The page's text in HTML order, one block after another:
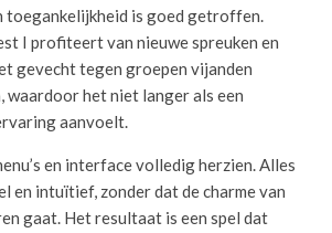
toegankelijkheid is goed getroffen.
I profiteert van nieuwe spreuken en
gevecht tegen groepen vijanden
waardoor het niet langer als een
aanvoelt.
en interface volledig herzien. Alles
en intuïtief, zonder dat de charme van
gaat. Het resultaat is een spel dat